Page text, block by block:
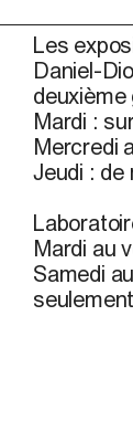
Les
Daniel-
deuxième
Mardi :
Mercredi
Jeudi : de
Mardi au
Samedi
seulement